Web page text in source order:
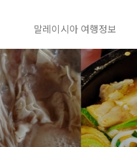
말레이시아 여행정보